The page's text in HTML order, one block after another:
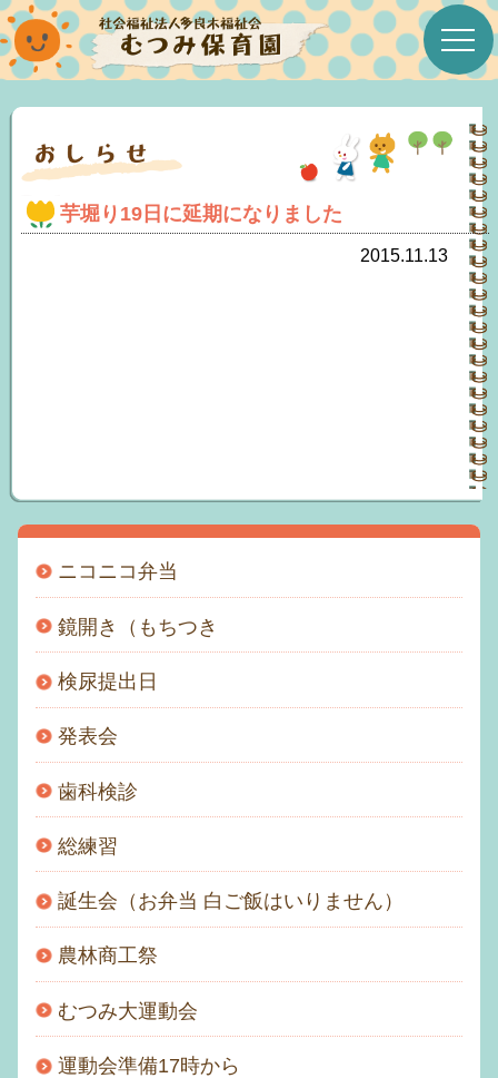
芋堀り19日に延期になりました
2015.11.13
ニコニコ弁当
鏡開き（もちつき
検尿提出日
発表会
歯科検診
総練習
誕生会（お弁当 白ご飯はいりません）
農林商工祭
むつみ大運動会
運動会準備17時から
むつみ保育園について
むつみたより
アクセス
おといあわせ
園の一日
個人情報保護方針
サイトマップ